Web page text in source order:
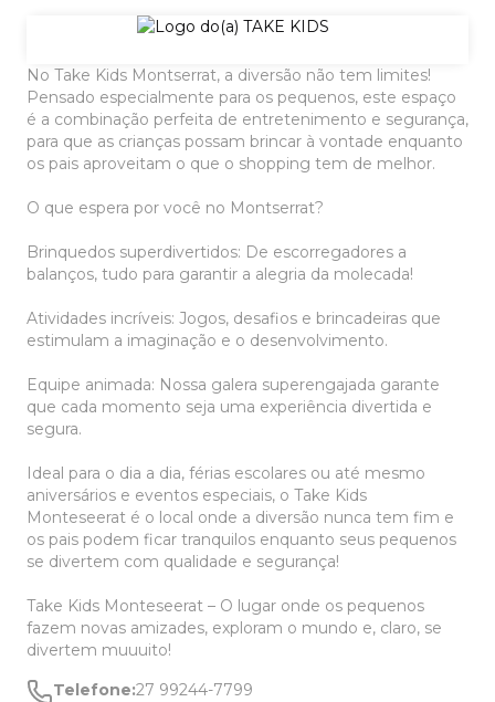
No Take Kids Montserrat, a diversão não tem limites!
Pensado especialmente para os pequenos, este espaço
é a combinação perfeita de entretenimento e segurança,
para que as crianças possam brincar à vontade enquanto
os pais aproveitam o que o shopping tem de melhor.
O que espera por você no Montserrat?
Brinquedos superdivertidos: De escorregadores a
balanços, tudo para garantir a alegria da molecada!
Atividades incríveis: Jogos, desafios e brincadeiras que
estimulam a imaginação e o desenvolvimento.
Equipe animada: Nossa galera superengajada garante
que cada momento seja uma experiência divertida e
segura.
Ideal para o dia a dia, férias escolares ou até mesmo
aniversários e eventos especiais, o Take Kids
Monteseerat é o local onde a diversão nunca tem fim e
os pais podem ficar tranquilos enquanto seus pequenos
se divertem com qualidade e segurança!
Take Kids Monteseerat – O lugar onde os pequenos
fazem novas amizades, exploram o mundo e, claro, se
divertem muuuito!
Telefone:27 99244-7799